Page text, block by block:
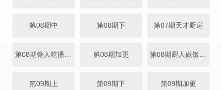
第08期中 第08期下 第07期天才厨房
第08期加更
第09期上 第09期下 第09期加更